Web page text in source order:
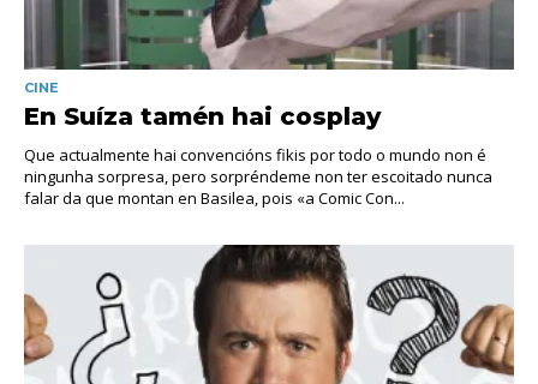
CINE
En Suíza tamén hai cosplay
Que actualmente hai convencións fikis por todo o mundo non é
ningunha sorpresa, pero sorpréndeme non ter escoitado nunca
falar da que montan en Basilea, pois «a Comic Con...